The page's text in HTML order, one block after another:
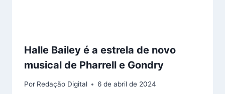
Halle Bailey é a estrela de novo
musical de Pharrell e Gondry
Por Redação Digital 6 de abril de 2024